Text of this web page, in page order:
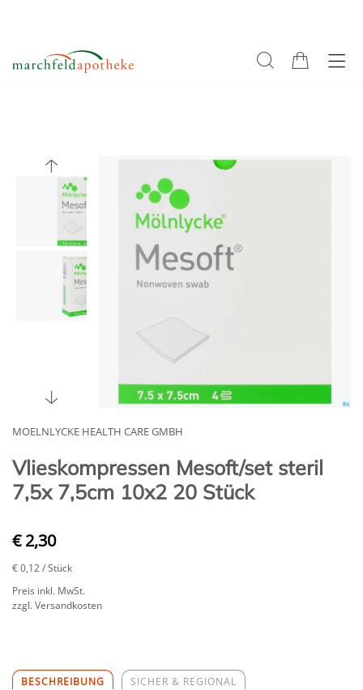
MOELNLYCKE HEALTH CARE GMBH
Vlieskompressen Mesoft/set steril
7,5x 7,5cm 10x2 20 Stück
€ 2,30
€ 0,12/ Stück
Preis inkl. MwSt.
zzgl. Versandkosten
BESCHREIBUNG SICHER & REGIONAL